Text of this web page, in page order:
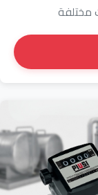
مختلفة